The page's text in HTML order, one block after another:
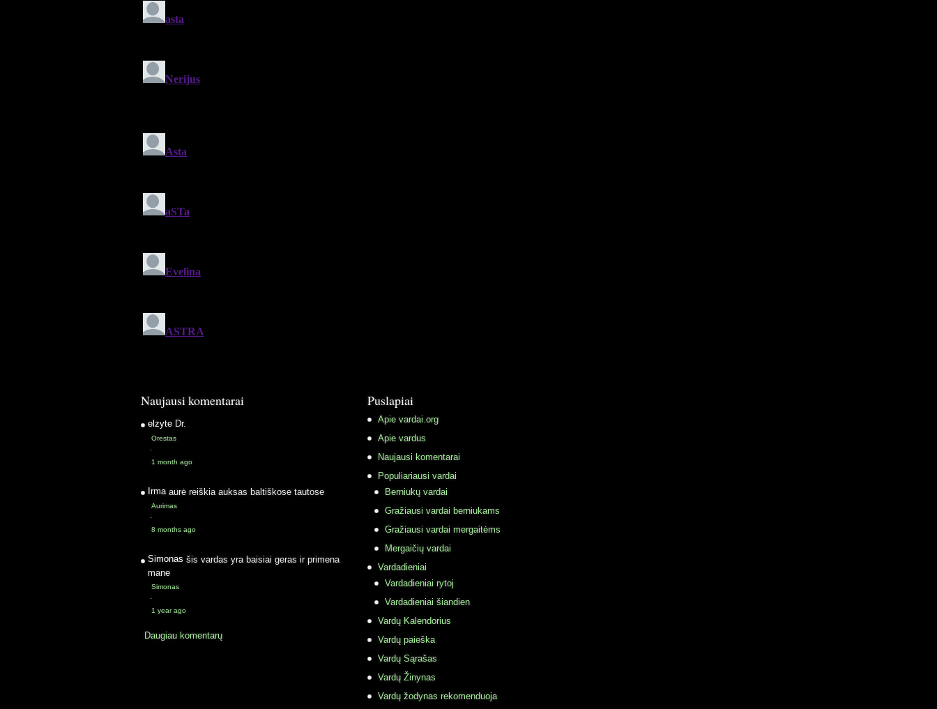
Naujausi komentarai
elzyte Dr.
Orestas
·
1 month ago
Irma aurė reiškia auksas baltiškose tautose
Aurimas
·
8 months ago
Simonas šis vardas yra baisiai geras ir primena
mane
Simonas
·
1 year ago
Daugiau komentarų
Puslapiai
Apie vardai.org
Apie vardus
Naujausi komentarai
Populiariausi vardai
Berniukų vardai
Gražiausi vardai berniukams
Gražiausi vardai mergaitėms
Mergaičių vardai
Vardadieniai
Vardadieniai rytoj
Vardadieniai šiandien
Vardų Kalendorius
Vardų paieška
Vardų Sąrašas
Vardų Žinynas
Vardų žodynas rekomenduoja